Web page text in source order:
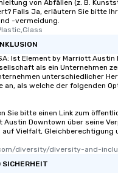
von Abfällen (z. B.
Falls Ja, erläutern Sie bitte
-vermeidung.
Ist Element by Marriott Austin
als ein Unternehmen
unterschiedlicher
an, als welche der folgenden
Sie bitte einen Link zum
Austin Downtown über seine
auf Vielfalt, Gleichberechtigung
diversity/diversity-and-
SICHERHEIT